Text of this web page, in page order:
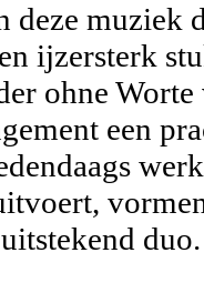
deze muziek
ijzersterk
ohne
een
duo.